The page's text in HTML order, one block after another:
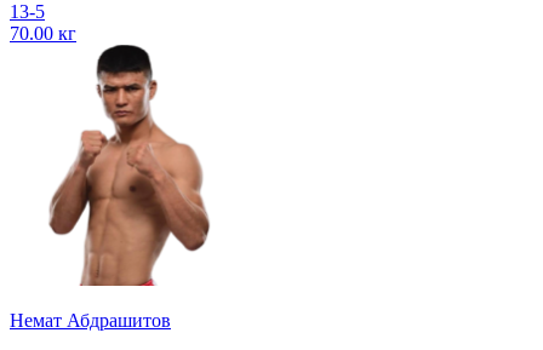
13-5
70.00 кг
Немат Абдрашитов